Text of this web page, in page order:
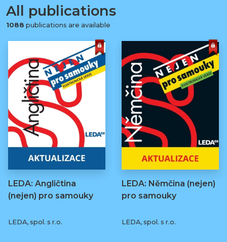
All publications
1088 publications are available
LEDA: Angličtina
(nejen) pro samouky
LEDA, spol. s r.o.
LEDA: Němčina (nejen)
pro samouky
LEDA, spol. s r.o.